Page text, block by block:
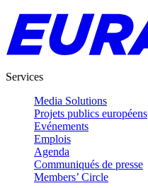
Services
Media Solutions
Projets publics européens
Evénements
Emplois
Agenda
Communiqués de presse
Members’ Circle